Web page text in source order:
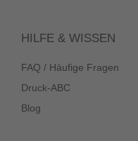
HILFE & WISSEN
FAQ / Häufige Fragen
Druck-ABC
Blog